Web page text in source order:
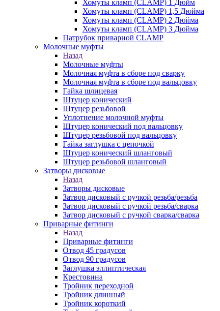
Хомуты кламп (CLAMP) 1 Дюйм
Хомуты кламп (CLAMP) 1,5 Дюйма
Хомуты кламп (CLAMP) 2 Дюйма
Хомуты кламп (CLAMP) 3 Дюйма
Патрубок приварной CLAMP
Молочные муфты
Назад
Молочные муфты
Молочная муфта в сборе под сварку
Молочная муфта в сборе под вальцовку
Гайка шлицевая
Штуцер конический
Штуцер резьбовой
Уплотнение молочной муфты
Штуцер конический под вальцовку
Штуцер резьбовой под вальцовку
Гайка заглушка с цепочкой
Штуцер конический шланговый
Штуцер резьбовой шланговый
Затворы дисковые
Назад
Затворы дисковые
Затвор дисковый с ручкой резьба/резьба
Затвор дисковый с ручкой резьба/сварка
Затвор дисковый с ручкой сварка/сварка
Приварные фитинги
Назад
Приварные фитинги
Отвод 45 градусов
Отвод 90 градусов
Заглушка эллиптическая
Крестовина
Тройник переходной
Тройник длинный
Тройник короткий